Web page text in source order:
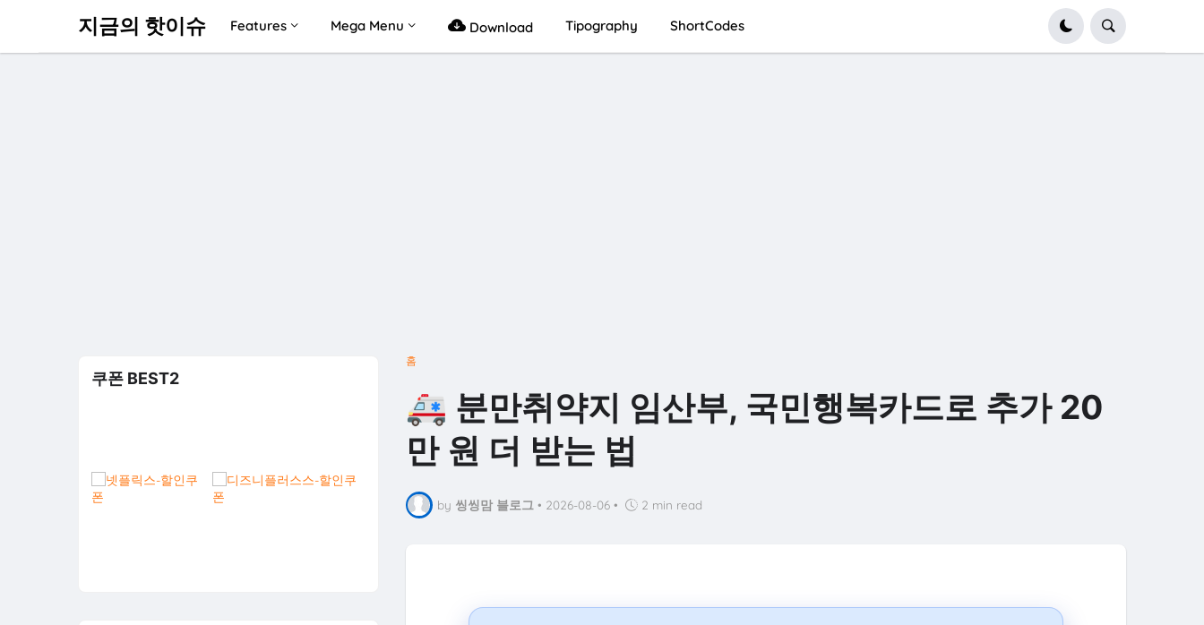
지금의 핫이슈 Features Mega Menu Download Tipography ShortCodes
홈
🚑 분만취약지 임산부, 국민행복카드로 추가 20
만 원 더 받는 법
by 씽씽맘 블로그 • 2026-08-06 • 2 min read
쿠폰 BEST2